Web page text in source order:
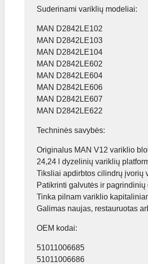
Suderinami variklių modeliai:
MAN D2842LE102
MAN D2842LE103
MAN D2842LE104
MAN D2842LE602
MAN D2842LE604
MAN D2842LE606
MAN D2842LE607
MAN D2842LE622
Techninės savybės:
Originalus MAN V12 variklio
24,24 l dyzelinių variklių
Tiksliai apdirbtos cilindrų įvorių
Patikrinti galvutės ir
Tinka pilnam variklio
Galimas naujas, restauruotas
OEM kodai:
51011006685
51011006686